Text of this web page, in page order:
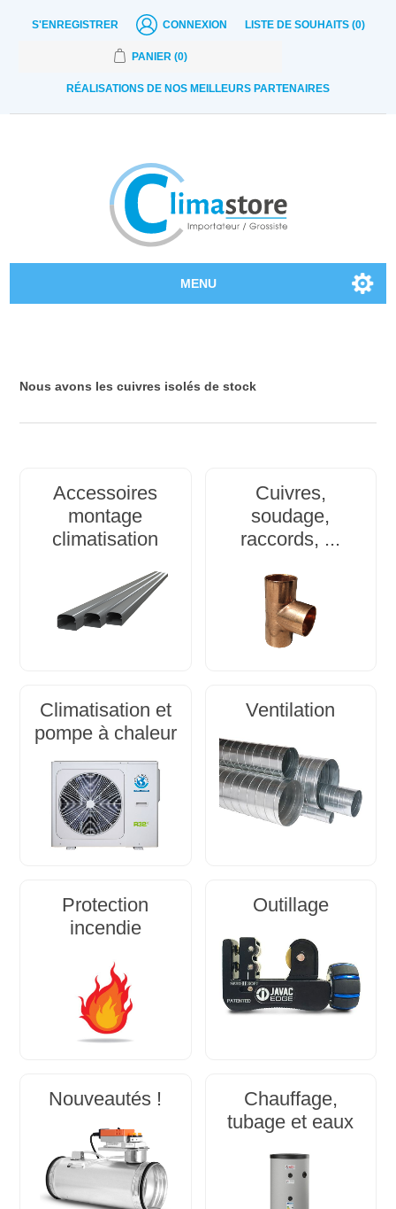
S'ENREGISTRER CONNEXION LISTE DE SOUHAITS (0)
PANIER (0)
RÉALISATIONS DE NOS MEILLEURS PARTENAIRES
MENU
Nous avons les cuivres isolés de stock
Accessoires
montage
climatisation
Cuivres,
soudage,
raccords, ...
Climatisation et
pompe à chaleur
Ventilation
Protection
incendie
Outillage
Nouveautés !
Chauffage,
tubage et eaux